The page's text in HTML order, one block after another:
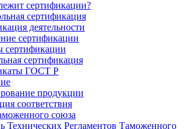
сертификации?
сертификация
деятельности
сертификации
сертификации
сертификация
ГОСТ Р
продукции
соответствия
союза
Технических Регламентов Таможенного